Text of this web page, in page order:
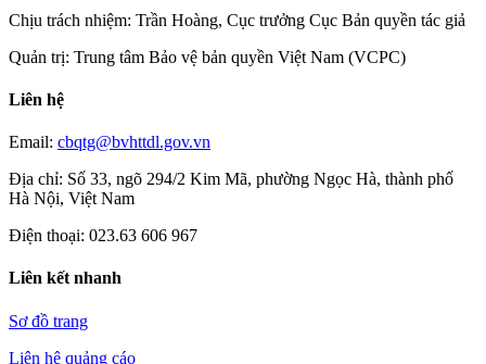
Chịu trách nhiệm: Trần Hoàng, Cục trưởng Cục Bản quyền tác giả
Quản trị: Trung tâm Bảo vệ bản quyền Việt Nam (VCPC)
Liên hệ
Email: cbqtg@bvhttdl.gov.vn
Địa chỉ: Số 33, ngõ 294/2 Kim Mã, phường Ngọc Hà, thành phố
Hà Nội, Việt Nam
Điện thoại: 023.63 606 967
Liên kết nhanh
Sơ đồ trang
Liên hệ quảng cáo